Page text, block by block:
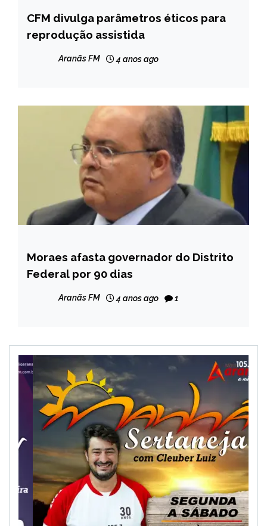
BRASIL
NOTÍCIAS
CFM divulga parâmetros éticos para
reprodução assistida
Aranãs FM 4 anos ago
BRASIL
NOTÍCIAS
Moraes afasta governador do Distrito
Federal por 90 dias
Aranãs FM 4 anos ago 1